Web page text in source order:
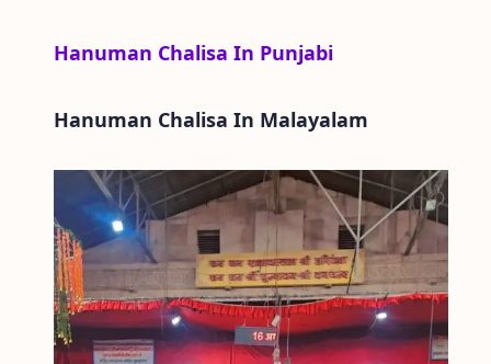
Hanuman Chalisa In Punjabi
Hanuman Chalisa In Malayalam